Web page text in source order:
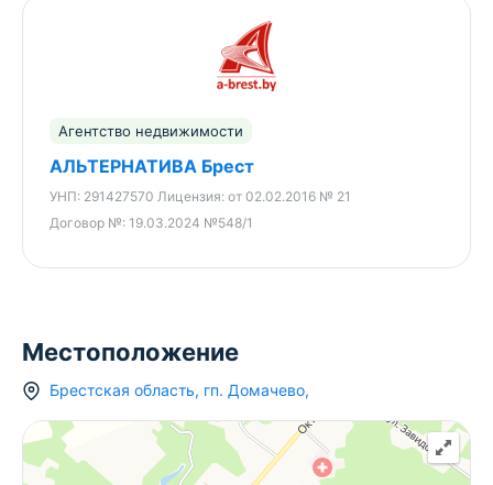
Агентство недвижимости
АЛЬТЕРНАТИВА Брест
УНП: 291427570 Лицензия: от 02.02.2016 № 21
Договор №: 19.03.2024 №548/1
Местоположение
Брестская область, гп. Домачево,